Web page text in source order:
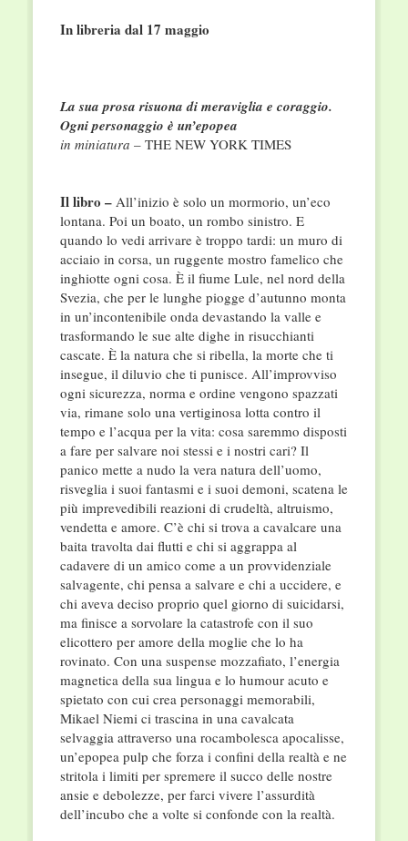
In libreria dal 17 maggio
La sua prosa risuona di meraviglia e coraggio.
Ogni personaggio è un’epopea
in miniatura – THE NEW YORK TIMES
Il libro –All’inizio è solo un mormorio, un’eco
lontana. Poi un boato, un rombo sinistro. E
quando lo vedi arrivare è troppo tardi: un muro di
acciaio in corsa, un ruggente mostro famelico che
inghiotte ogni cosa. È il fiume Lule, nel nord della
Svezia, che per le lunghe piogge d’autunno monta
in un’incontenibile onda devastando la valle e
trasformando le sue alte dighe in risucchianti
cascate. È la natura che si ribella, la morte che ti
insegue, il diluvio che ti punisce. All’improvviso
ogni sicurezza, norma e ordine vengono spazzati
via, rimane solo una vertiginosa lotta contro il
tempo e l’acqua per la vita: cosa saremmo disposti
a fare per salvare noi stessi e i nostri cari? Il
panico mette a nudo la vera natura dell’uomo,
risveglia i suoi fantasmi e i suoi demoni, scatena le
più imprevedibili reazioni di crudeltà, altruismo,
vendetta e amore. C’è chi si trova a cavalcare una
baita travolta dai flutti e chi si aggrappa al
cadavere di un amico come a un provvidenziale
salvagente, chi pensa a salvare e chi a uccidere, e
chi aveva deciso proprio quel giorno di suicidarsi,
ma finisce a sorvolare la catastrofe con il suo
elicottero per amore della moglie che lo ha
rovinato. Con una suspense mozzafiato, l’energia
magnetica della sua lingua e lo humour acuto e
spietato con cui crea personaggi memorabili,
Mikael Niemi ci trascina in una cavalcata
selvaggia attraverso una rocambolesca apocalisse,
un’epopea pulp che forza i confini della realtà e ne
stritola i limiti per spremere il succo delle nostre
ansie e debolezze, per farci vivere l’assurdità
dell’incubo che a volte si confonde con la realtà.